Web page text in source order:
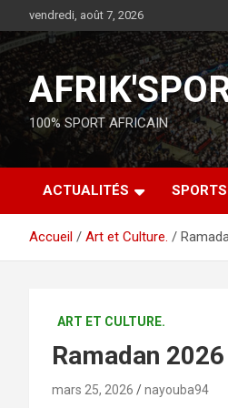
vendredi, août 7, 2026
100% SPORT AFRICAIN
ACTUALITÉS SPORTS
Accueil Art et Culture.
ART ET CULTURE.
Ramadan
mars 25, 2026 nayouba94